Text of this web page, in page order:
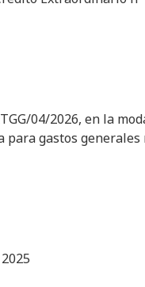
04/2026, en la
gastos